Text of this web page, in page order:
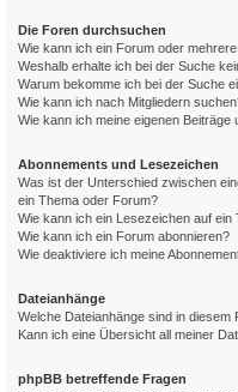
Die Foren durchsuchen
Wie kann ich ein Forum oder
Weshalb erhalte ich bei der Suche
Warum bekomme ich bei der Suche
Wie kann ich nach Mitgliedern
Wie kann ich meine eigenen Beiträge
Abonnements und Lesezeichen
Was ist der Unterschied zwischen
ein Thema oder Forum?
Wie kann ich ein Lesezeichen auf
Wie kann ich ein Forum abonnieren?
Wie deaktiviere ich meine
Dateianhänge
Welche Dateianhänge sind in diesem
Kann ich eine Übersicht all meiner
phpBB betreffende Fragen